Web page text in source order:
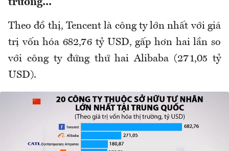
trường...
Theo đồ thị, Tencent là công ty lớn nhất với giá
trị vốn hóa 682,76 tỷ USD, gấp hơn hai lần so
với công ty đứng thứ hai Alibaba (271,05 tỷ
USD).